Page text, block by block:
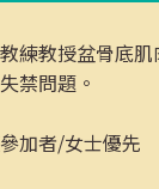
練教授盆骨底
禁問題。
加者/女士優先